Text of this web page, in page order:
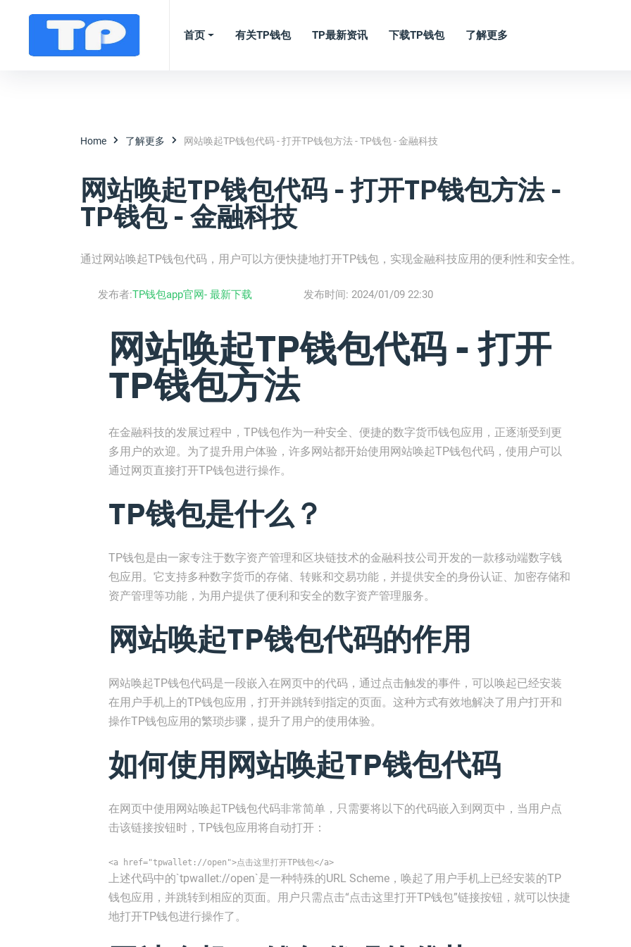
首页 有关TP钱包 TP最新资讯 下载TP钱包 了解更多
Home 了解更多 网站唤起TP钱包代码 - 打开TP钱包方法 - TP钱包 - 金融科技
网站唤起TP钱包代码 - 打开TP钱包方法 -
TP钱包 - 金融科技
通过网站唤起TP钱包代码，用户可以方便快捷地打开TP钱包，实现金融科技应用的便利性和安全性。
发布者:TP钱包app官网- 最新下载 发布时间: 2024/01/09 22:30
网站唤起TP钱包代码 - 打开
TP钱包方法
在金融科技的发展过程中，TP钱包作为一种安全、便捷的数字货币钱包应用，正逐渐受到更
多用户的欢迎。为了提升用户体验，许多网站都开始使用网站唤起TP钱包代码，使用户可以
通过网页直接打开TP钱包进行操作。
TP钱包是什么？
TP钱包是由一家专注于数字资产管理和区块链技术的金融科技公司开发的一款移动端数字钱
包应用。它支持多种数字货币的存储、转账和交易功能，并提供安全的身份认证、加密存储和
资产管理等功能，为用户提供了便利和安全的数字资产管理服务。
网站唤起TP钱包代码的作用
网站唤起TP钱包代码是一段嵌入在网页中的代码，通过点击触发的事件，可以唤起已经安装
在用户手机上的TP钱包应用，打开并跳转到指定的页面。这种方式有效地解决了用户打开和
操作TP钱包应用的繁琐步骤，提升了用户的使用体验。
如何使用网站唤起TP钱包代码
在网页中使用网站唤起TP钱包代码非常简单，只需要将以下的代码嵌入到网页中，当用户点
击该链接按钮时，TP钱包应用将自动打开：
<a href="tpwallet://open">点击这里打开TP钱包</a>
上述代码中的`tpwallet://open`是一种特殊的URL Scheme，唤起了用户手机上已经安装的TP
钱包应用，并跳转到相应的页面。用户只需点击“点击这里打开TP钱包”链接按钮，就可以快捷
地打开TP钱包进行操作了。